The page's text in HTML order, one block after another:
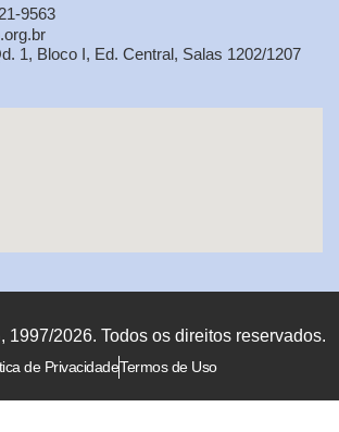
9563
1, Bloco I, Ed. Central, Salas 1202/1207
1997/2026. Todos os direitos reservados.
de PrivacidadeTermos de Uso